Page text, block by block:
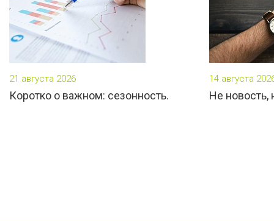
21 августа 2026
Коротко о важном: сезонность.
14 августа
Не новость,